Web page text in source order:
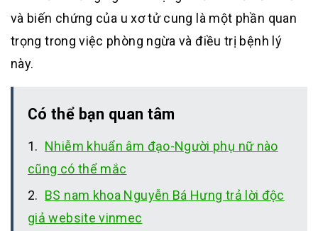
và biến chứng của u xơ tử cung là một phần quan
trọng trong việc phòng ngừa và điều trị bệnh lý
này.
Có thể bạn quan tâm
Nhiễm khuẩn âm đạo-Người phụ nữ nào
cũng có thể mắc
BS nam khoa Nguyễn Bá Hưng trả lời độc
giả website vinmec